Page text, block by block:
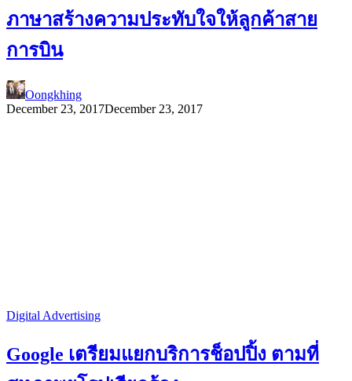
ภาษาสร้างความประทับใจให้ลูกค้าสาย
การบิน
Oongkhing
December 23, 2017December 23, 2017
Digital Advertising
Google เตรียมแยกบริการช็อปปิ้ง ตามที่